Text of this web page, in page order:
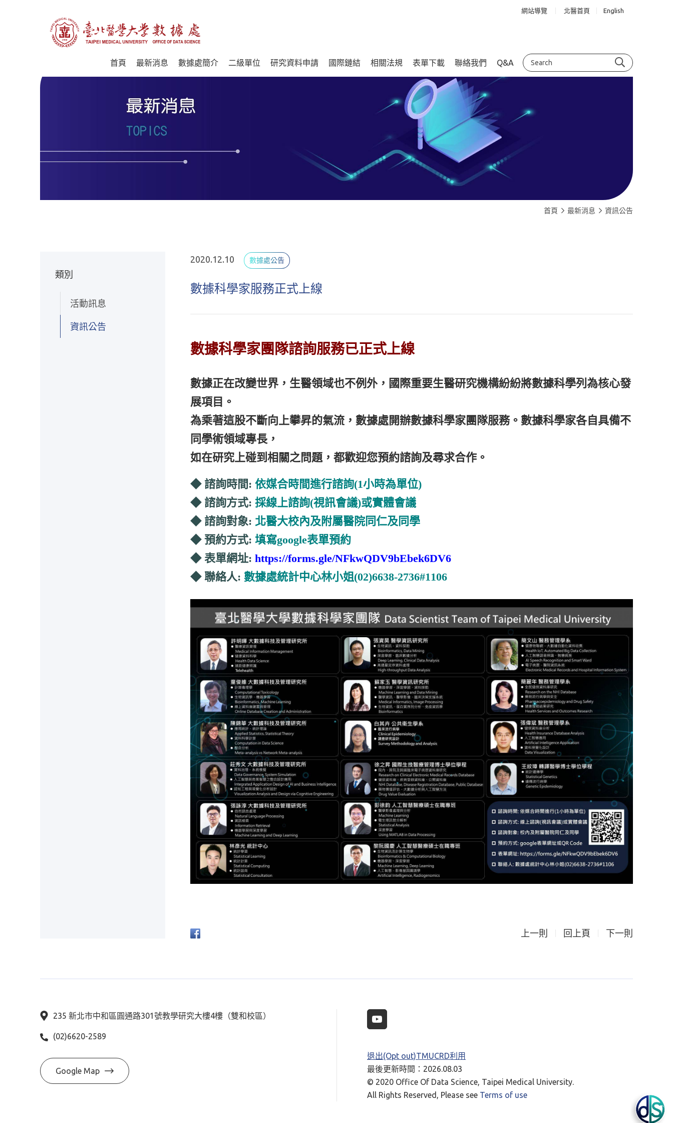
網站導覽 北醫首頁 English
首頁 最新消息 數據處簡介 二級單位 研究資料申請 國際鏈結 相關法規 表單下載 聯絡我們 Q&A
首頁 最新消息 資訊公告
類別
活動訊息
資訊公告
2020.12.10 數據處公告
數據科學家服務正式上線
數據科學家團隊諮詢服務已正式上線
數據正在改變世界，生醫領域也不例外， 國際重要生醫研究機構紛紛將數據科學列為核心發
展項目。
為乘著這股不斷向上攀昇的氣流，數據處開辦數據科學家團隊服務。 數據科學家各自具備不
同學術領域專長，
如在研究上碰到相關之問題，都歡迎您預約諮詢及尋求合作。
◆ 諮詢時間: 依媒合時間進行諮詢(1小時為單位)
◆ 諮詢方式: 採線上諮詢(視訊會議)或實體會議
◆ 諮詢對象: 北醫大校內及附屬醫院同仁及同學
◆ 預約方式: 填寫google表單預約
◆ 表單網址: https://forms.gle/NFkwQDV9bEbek6DV6
◆ 聯絡人: 數據處統計中心林小姐(02)6638-2736#1106
上一則 回上頁 下一則
235 新北市中和區圓通路301號教學研究大樓4樓（雙和校區）
(02)6620-2589
Google Map
退出(Opt out)TMUCRD利用
最後更新時間：2026.08.03
© 2020 Office Of Data Science, Taipei Medical University.
All Rights Reserved, Please see Terms of use